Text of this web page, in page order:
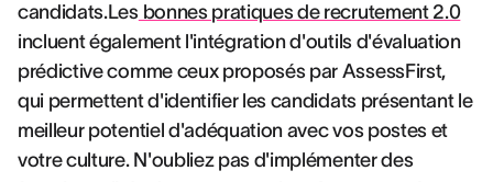
candidats.Lesbonnes pratiques de recrutement 2.0
incluent également l'intégration d'outils d'évaluation
prédictive comme ceux proposés par AssessFirst,
qui permettent d'identifier les candidats présentant le
meilleur potentiel d'adéquation avec vos postes et
votre culture. N'oubliez pas d'implémenter des